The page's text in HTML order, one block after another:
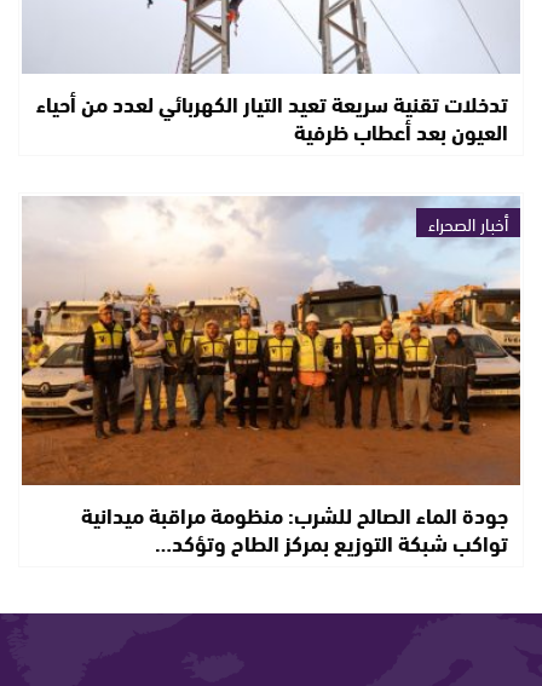
تدخلات تقنية سريعة تعيد التيار الكهربائي لعدد من أحياء
العيون بعد أعطاب ظرفية
أخبار الصحراء
جودة الماء الصالح للشرب: منظومة مراقبة ميدانية
تواكب شبكة التوزيع بمركز الطاح وتؤكد…